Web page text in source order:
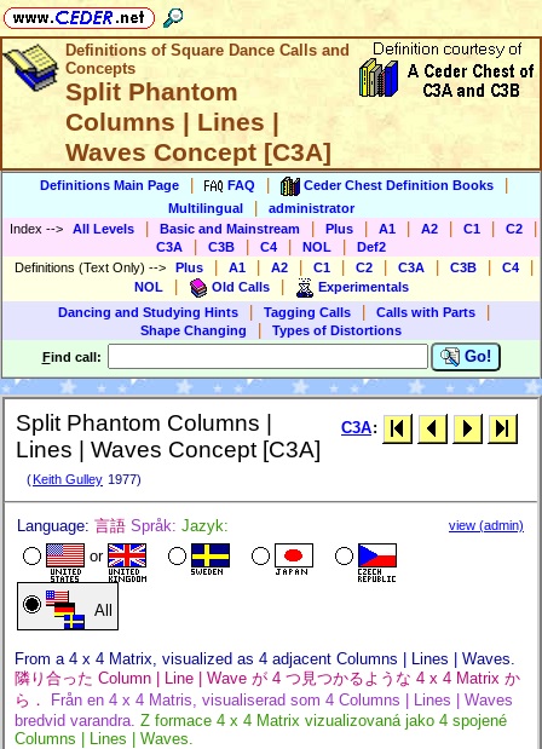
Definitions of Square Dance Calls and
Concepts
Split Phantom
Columns | Lines |
Waves Concept [C3A]
Definitions Main Page FAQ Ceder Chest Definition Books
Multilingual
administrator
Index --> All Levels Basic and Mainstream Plus A1 A2 C1 C2
C3A C3B C4 NOL
Def2
Definitions (Text Only) --> Plus A1 A2 C1 C2 C3A C3B C4
NOL Old Calls
Experimentals
Dancing and Studying Hints
Tagging Calls Calls with Parts
Shape Changing
Types of Distortions
Find call: Go!
Split Phantom Columns |
Lines | Waves Concept [C3A]
( Keith Gulley 1977)
C3A:
Language: 言語 Språk: Jazyk:
or
All
view (admin)
From a 4 x 4 Matrix, visualized as 4 adjacent Columns | Lines | Waves.
隣り合った Column | Line | Wave が 4 つ見つかるような 4 x 4 Matrix か
ら．
Från en 4 x 4 Matris, visualiserad som 4 Columns | Lines | Waves
bredvid varandra. Z formace 4 x 4 Matrix vizualizovaná jako 4 spojené
Columns | Lines | Waves.